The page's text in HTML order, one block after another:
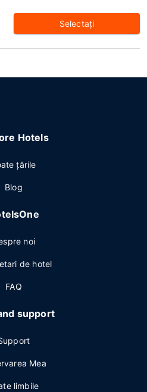
Selectaţi
Hotels
ţările
Blog
noi
de hotel
FAQ
support
Mea
limbile